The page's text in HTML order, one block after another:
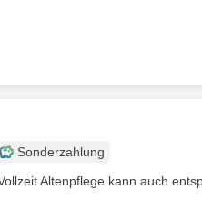
Sonderzahlung
Altenpflege kann auch